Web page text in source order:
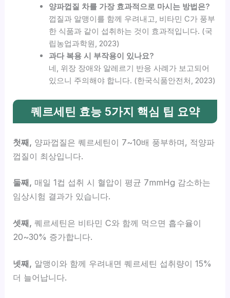
양파껍질 차를 가장 효과적으로 마시는 방법은?
껍질과 알맹이를 함께 우려내고, 비타민 C가 풍부
한 식품과 같이 섭취하는 것이 효과적입니다. (국
립농업과학원, 2023)
과다 복용 시 부작용이 있나요?
네, 위장 장애와 알레르기 반응 사례가 보고되어
있으니 주의해야 합니다. (한국식품안전처, 2023)
퀘르세틴 효능 5가지 핵심 팁 요약
첫째, 양파껍질은 퀘르세틴이 7~10배 풍부하며, 적양파
껍질이 최상입니다.
둘째, 매일 1컵 섭취 시 혈압이 평균 7mmHg 감소하는
임상시험 결과가 있습니다.
셋째, 퀘르세틴은 비타민 C와 함께 먹으면 흡수율이
20~30% 증가합니다.
넷째, 알맹이와 함께 우려내면 퀘르세틴 섭취량이 15%
더 늘어납니다.